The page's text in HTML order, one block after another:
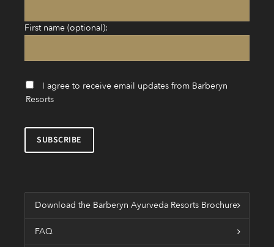
First name (optional):
I agree to receive email updates from Barberyn
Resorts
Download the Barberyn Ayurveda Resorts Brochure
FAQ